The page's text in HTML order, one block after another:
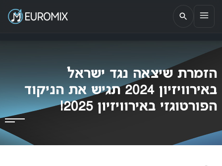
EUROMIX
אתר הבית של האירוויזיון בישראל
הזמרת שיצאה נגד ישראל
באירוויזיון 2024 תגיש את הניקוד
הפורטוגזי באירוויזיון 2025!